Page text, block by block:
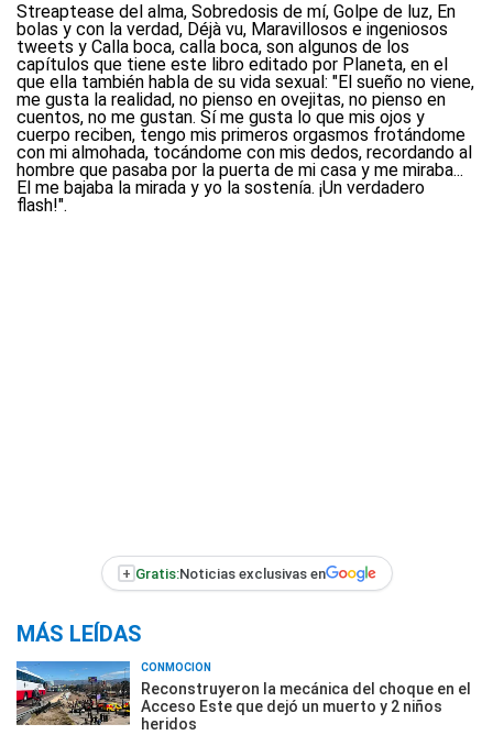
Streaptease del alma, Sobredosis de mí, Golpe de luz, En
bolas y con la verdad, Déjà vu, Maravillosos e ingeniosos
tweets y Calla boca, calla boca, son algunos de los
capítulos que tiene este libro editado por Planeta, en el
que ella también habla de su vida sexual: "El sueño no viene,
me gusta la realidad, no pienso en ovejitas, no pienso en
cuentos, no me gustan. Sí me gusta lo que mis ojos y
cuerpo reciben, tengo mis primeros orgasmos frotándome
con mi almohada, tocándome con mis dedos, recordando al
hombre que pasaba por la puerta de mi casa y me miraba...
El me bajaba la mirada y yo la sostenía. ¡Un verdadero
flash!".
+ Gratis:Noticias exclusivas en
MÁS LEÍDAS
CONMOCIÓN
Reconstruyeron la mecánica del choque en el
Acceso Este que dejó un muerto y 2 niños
heridos